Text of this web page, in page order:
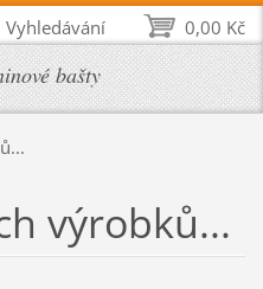
bašty
výrobků...
0,00 Kč
Vyhledávání